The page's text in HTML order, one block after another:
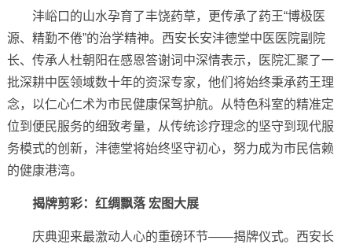
沣峪口的山水孕育了丰饶药草，更传承了药王“博极医
源、精勤不倦”的治学精神。西安长安沣德堂中医医院副院
长、传承人杜朝阳在感恩答谢词中深情表示，医院汇聚了一
批深耕中医领域数十年的资深专家，他们将始终秉承药王理
念，以仁心仁术为市民健康保驾护航。从特色科室的精准定
位到便民服务的细致考量，从传统诊疗理念的坚守到现代服
务模式的创新，沣德堂将始终坚守初心，努力成为市民信赖
的健康港湾。
揭牌剪彩：红绸飘落 宏图大展
庆典迎来最激动人心的重磅环节——揭牌仪式。西安长